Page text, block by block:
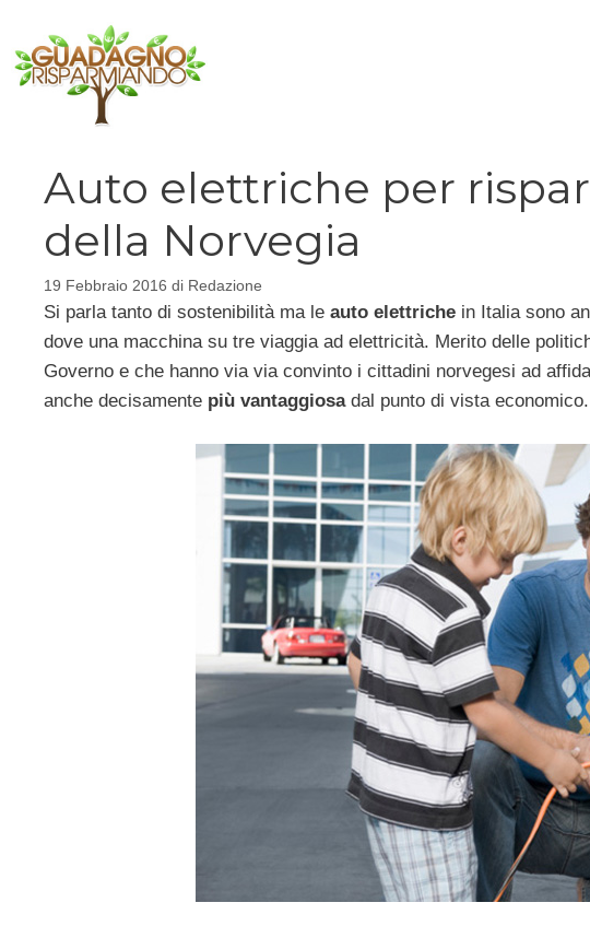
contenuto
Auto elettriche per
della Norvegia
19 Febbraio 2016 di Redazione
Si parla tanto di sostenibilità ma le auto elettriche in Italia sono
dove una macchina su tre viaggia ad elettricità. Merito delle
Governo e che hanno via via convinto i cittadini norvegesi ad
anche decisamente più vantaggiosadal punto di vista economico.